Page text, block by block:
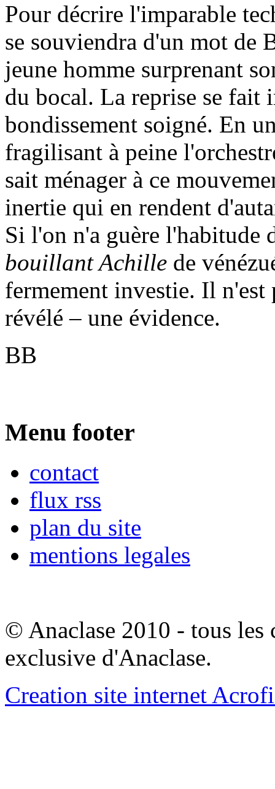
Pour décrire l'imparable
se souviendra d'un mot de
jeune homme surprenant
du bocal. La reprise se fait
bondissement soigné. En
fragilisant à peine
sait ménager à ce
inertie qui en rendent
Si l'on n'a guère l'habitude
bouillant Achille de
fermement investie. Il
révélé – une évidence.
BB
Menu footer
contact
flux rss
plan du site
mentions legales
© Anaclase 2010 - tous les
exclusive d'Anaclase.
Creation site internet